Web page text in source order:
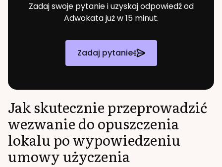
Zadaj swoje pytanie i uzyskaj odpowiedź od
Adwokata już w 15 minut.
Zadaj pytanie
Jak skutecznie przeprowadzić
wezwanie do opuszczenia
lokalu po wypowiedzeniu
umowy użyczenia